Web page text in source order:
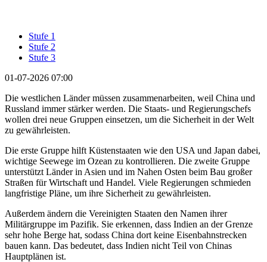
Stufe 1
Stufe 2
Stufe 3
01-07-2026 07:00
Die westlichen Länder müssen zusammenarbeiten, weil China und
Russland immer stärker werden. Die Staats- und Regierungschefs
wollen drei neue Gruppen einsetzen, um die Sicherheit in der Welt
zu gewährleisten.
Die erste Gruppe hilft Küstenstaaten wie den USA und Japan dabei,
wichtige Seewege im Ozean zu kontrollieren. Die zweite Gruppe
unterstützt Länder in Asien und im Nahen Osten beim Bau großer
Straßen für Wirtschaft und Handel. Viele Regierungen schmieden
langfristige Pläne, um ihre Sicherheit zu gewährleisten.
Außerdem ändern die Vereinigten Staaten den Namen ihrer
Militärgruppe im Pazifik. Sie erkennen, dass Indien an der Grenze
sehr hohe Berge hat, sodass China dort keine Eisenbahnstrecken
bauen kann. Das bedeutet, dass Indien nicht Teil von Chinas
Hauptplänen ist.